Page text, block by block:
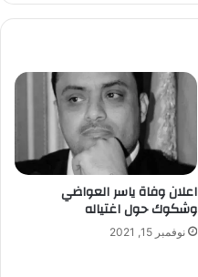
اعلان وفاة ياسر العواضي
وشكوك حول اغتياله
نوفمبر 15, 2021